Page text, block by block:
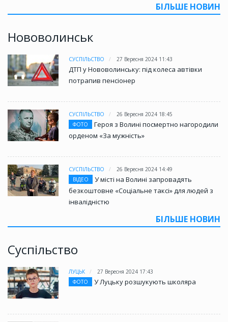
БІЛЬШЕ НОВИН
Нововолинськ
СУСПІЛЬСТВО 27 Вересня 2024 11:43
ДТП у Нововолинську: під колеса автівки
потрапив пенсіонер
СУСПІЛЬСТВО
26 Вересня 2024 18:45
ФОТО
Героя з Волині посмертно нагородили
орденом «За мужність»
СУСПІЛЬСТВО
26 Вересня 2024 14:49
ВІДЕО
У місті на Волині запровадять
безкоштовне «Соціальне таксі» для людей з
інвалідністю
БІЛЬШЕ НОВИН
Суспільство
ЛУЦЬК
27 Вересня 2024 17:43
ФОТО
У Луцьку розшукують школяра